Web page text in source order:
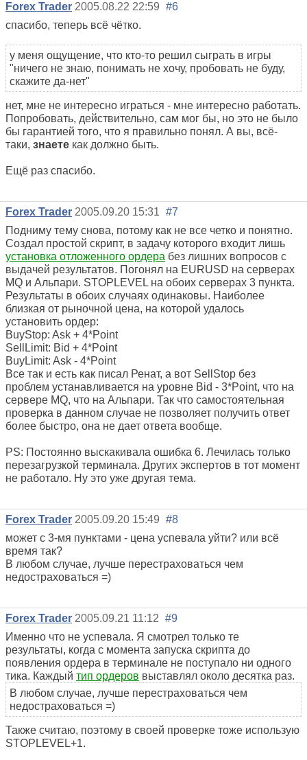
Forex Trader 2005.08.22 22:59 #6
спасибо, теперь всё чётко.
у меня ощущение, что кто-то решил сыграть в игры
"ничего не знаю, понимать не хочу, пробовать не буду,
скажите да-нет"
нет, мне не интересно играться - мне интересно работать.
Попробовать, действительно, сам мог бы, но это не было
бы гарантией того, что я правильно понял. А вы, всё-
таки, знаете как должно быть.
Ещё раз спасибо.
Forex Trader 2005.09.20 15:31 #7
Подниму тему снова, потому как не все четко и понятно.
Создал простой скрипт, в задачу которого входит лишь
установка отложенного ордера без лишних вопросов с
выдачей результатов. Погонял на EURUSD на серверах
MQ и Альпари. STOPLEVEL на обоих серверах 3 пункта.
Результаты в обоих случаях одинаковы. Наиболее
близкая от рыночной цена, на которой удалось
установить ордер:
BuyStop: Ask + 4*Point
SellLimit: Bid + 4*Point
BuyLimit: Ask - 4*Point
Все так и есть как писал Ренат, а вот SellStop без
проблем устанавливается на уровне Bid - 3*Point, что на
сервере MQ, что на Альпари. Так что самостоятельная
проверка в данном случае не позволяет получить ответ
более быстро, она не дает ответа вообще.
PS: Постоянно выскакивала ошибка 6. Лечилась только
перезагрузкой терминала. Других экспертов в тот момент
не работало. Ну это уже другая тема.
Forex Trader 2005.09.20 15:49 #8
может с 3-мя пунктами - цена успевала уйти? или всё
время так?
В любом случае, лучше перестраховаться чем
недостраховаться =)
Forex Trader 2005.09.21 11:12 #9
Именно что не успевала. Я смотрел только те
результаты, когда с момента запуска скрипта до
появления ордера в терминале не поступало ни одного
тика. Каждый тип ордеров выставлял около десятка раз.
В любом случае, лучше перестраховаться чем
недостраховаться =)
Также считаю, поэтому в своей проверке тоже использую
STOPLEVEL+1.